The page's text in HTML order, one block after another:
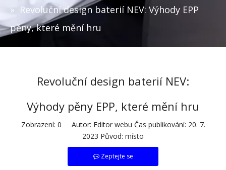
» Revoluční design baterií NEV: Výhody EPP
pěny, které mění hru
Revoluční design baterií NEV:
Výhody pěny EPP, které mění hru
Zobrazení: 0 Autor: Editor webu Čas publikování: 20. 7.
2023 Původ: místo
Zeptejte se